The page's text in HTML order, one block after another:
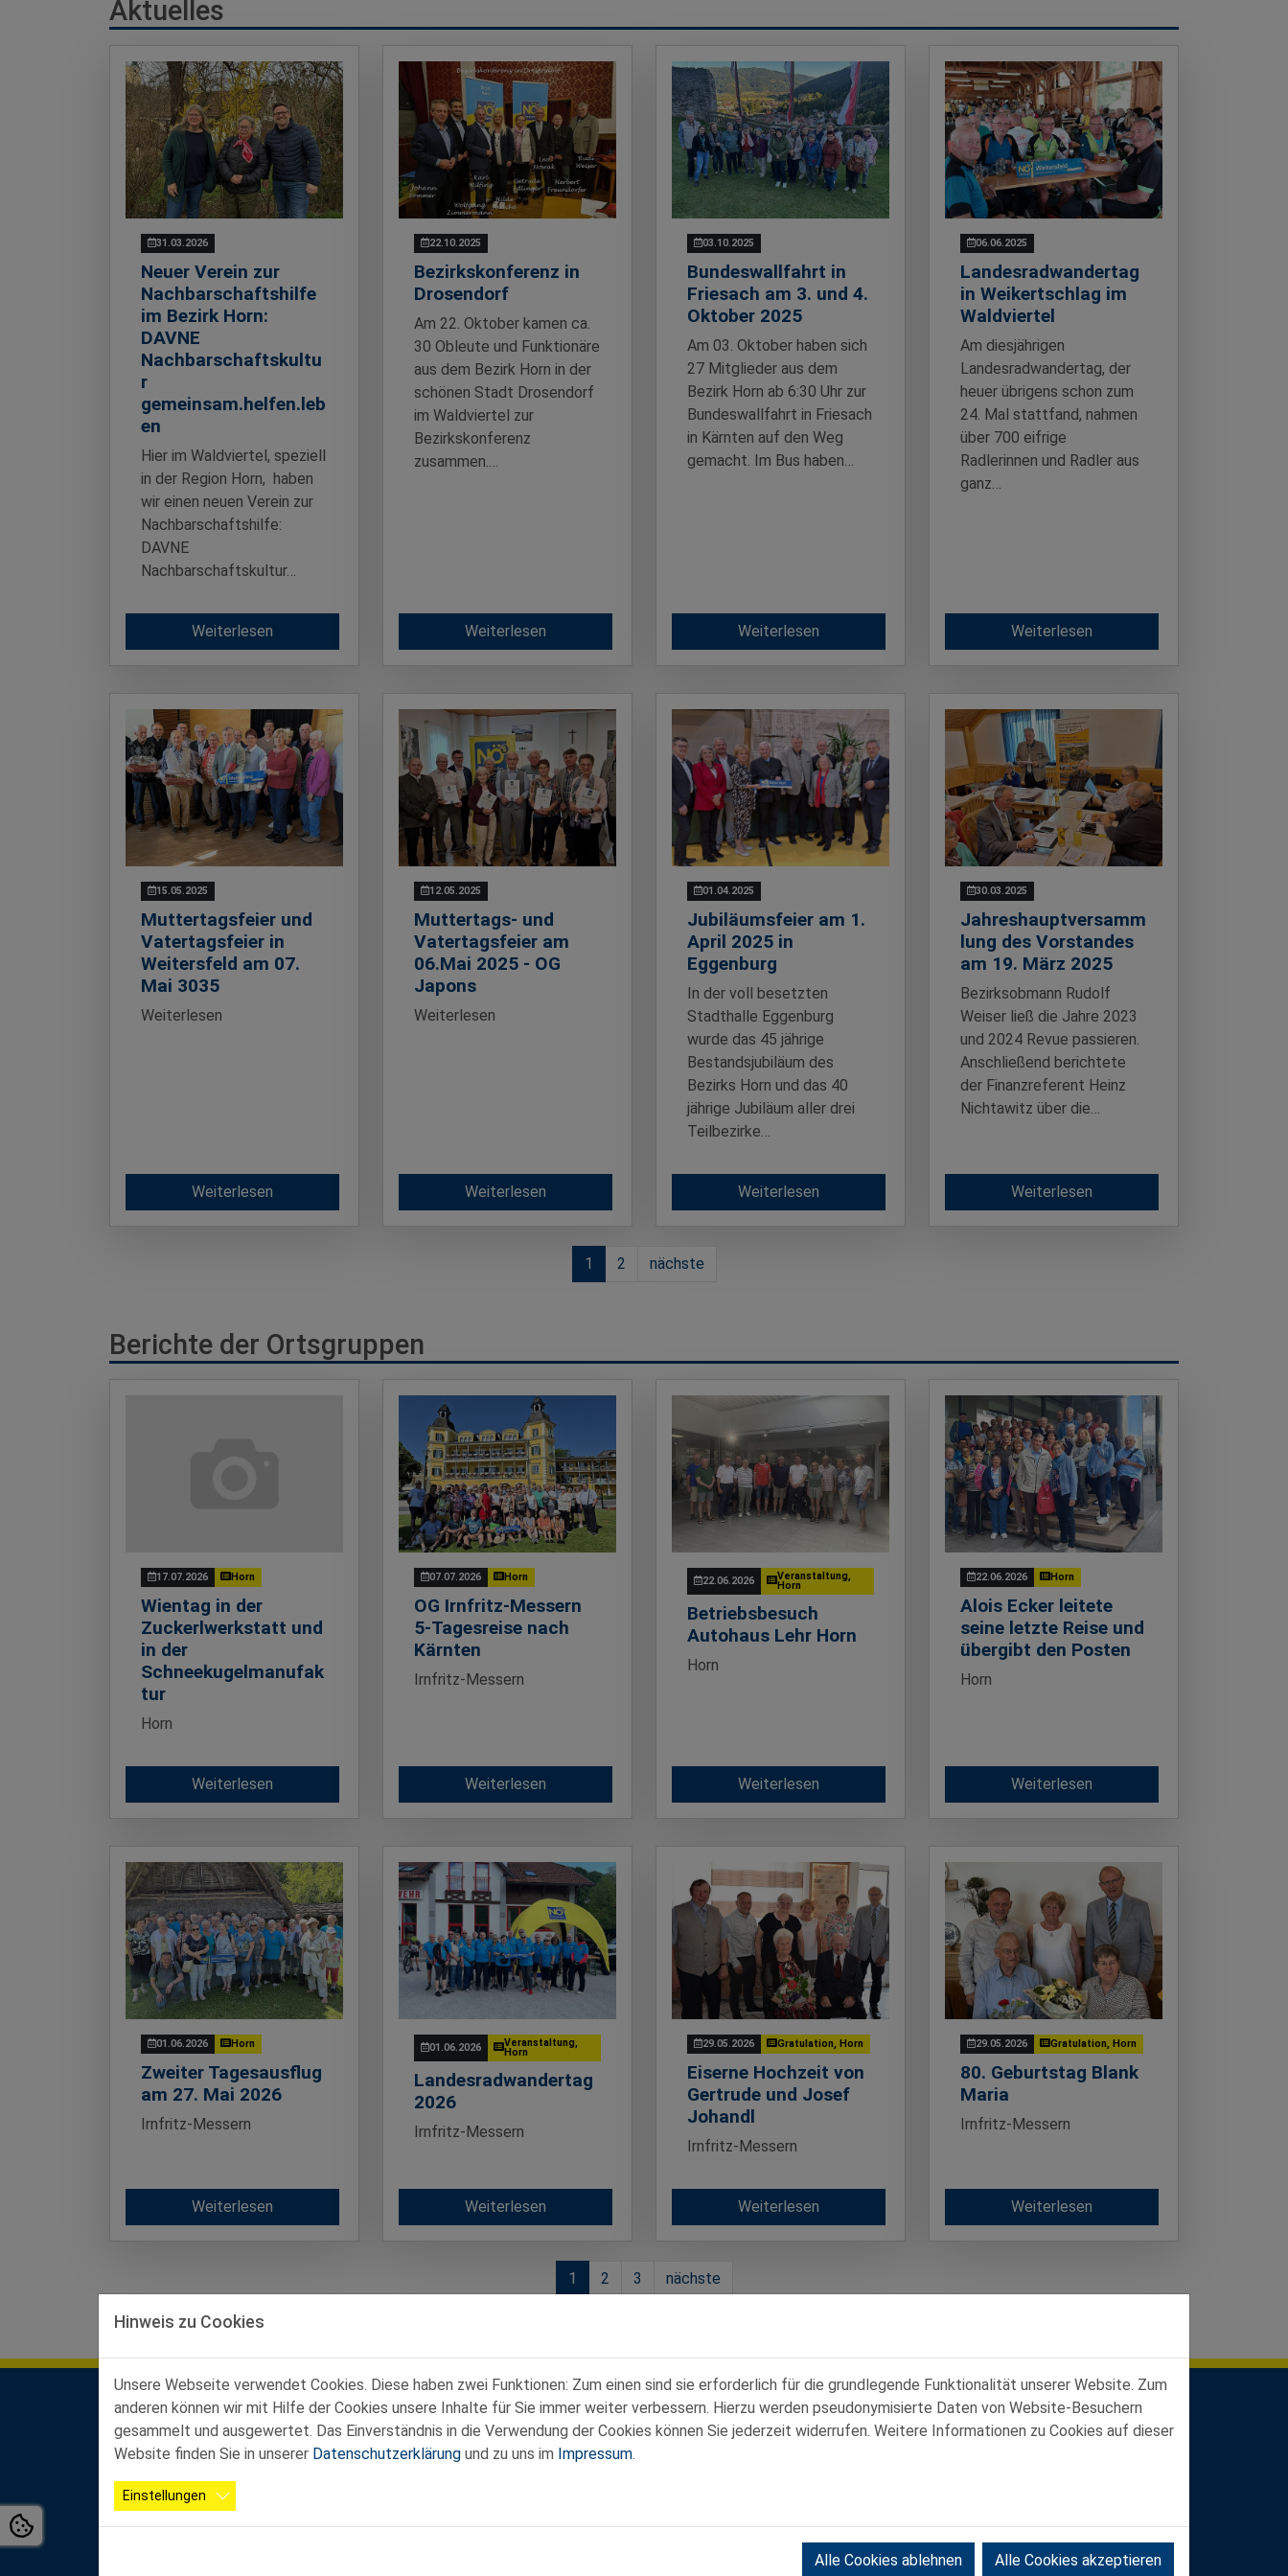
Aktuelles
31.03.2026
Neuer Verein zur
Nachbarschaftshilfe
im Bezirk Horn:
DAVNE
Nachbarschaftskultu
r
gemeinsam.helfen.leb
en
Hier im Waldviertel, speziell
in der Region Horn, haben
wir einen neuen Verein zur
Nachbarschaftshilfe:
DAVNE
Nachbarschaftskultur…
Weiterlesen
22.10.2025
Bezirkskonferenz in
Drosendorf
Am 22. Oktober kamen ca.
30 Obleute und Funktionäre
aus dem Bezirk Horn in der
schönen Stadt Drosendorf
im Waldviertel zur
Bezirkskonferenz
zusammen.…
Weiterlesen
03.10.2025
Bundeswallfahrt in
Friesach am 3. und 4.
Oktober 2025
Am 03. Oktober haben sich
27 Mitglieder aus dem
Bezirk Horn ab 6:30 Uhr zur
Bundeswallfahrt in Friesach
in Kärnten auf den Weg
gemacht. Im Bus haben…
Weiterlesen
06.06.2025
Landesradwandertag
in Weikertschlag im
Waldviertel
Am diesjährigen
Landesradwandertag, der
heuer übrigens schon zum
24. Mal stattfand, nahmen
über 700 eifrige
Radlerinnen und Radler aus
ganz…
Weiterlesen
15.05.2025
Muttertagsfeier und
Vatertagsfeier in
Weitersfeld am 07.
Mai 3035
Weiterlesen
Weiterlesen
12.05.2025
Muttertags- und
Vatertagsfeier am
06.Mai 2025 - OG
Japons
Weiterlesen
Weiterlesen
01.04.2025
Jubiläumsfeier am 1.
April 2025 in
Eggenburg
In der voll besetzten
Stadthalle Eggenburg
wurde das 45 jährige
Bestandsjubiläum des
Bezirks Horn und das 40
jährige Jubiläum aller drei
Teilbezirke…
Weiterlesen
30.03.2025
Jahreshauptversamm
lung des Vorstandes
am 19. März 2025
Bezirksobmann Rudolf
Weiser ließ die Jahre 2023
und 2024 Revue passieren.
Anschließend berichtete
der Finanzreferent Heinz
Nichtawitz über die…
Weiterlesen
1 2 nächste
Berichte der Ortsgruppen
17.07.2026 Horn
Wientag in der
Zuckerlwerkstatt und
in der
Schneekugelmanufak
tur
Horn
Weiterlesen
07.07.2026 Horn
OG Irnfritz-Messern
5-Tagesreise nach
Kärnten
Irnfritz-Messern
Weiterlesen
22.06.2026 Veranstaltung,
Horn
Betriebsbesuch
Autohaus Lehr Horn
Horn
Weiterlesen
22.06.2026 Horn
Alois Ecker leitete
seine letzte Reise und
übergibt den Posten
Horn
Weiterlesen
01.06.2026 Horn
Zweiter Tagesausflug
am 27. Mai 2026
Irnfritz-Messern
Weiterlesen
01.06.2026 Veranstaltung,
Horn
Landesradwandertag
2026
Irnfritz-Messern
Weiterlesen
29.05.2026 Gratulation, Horn
Eiserne Hochzeit von
Gertrude und Josef
Johandl
Irnfritz-Messern
Weiterlesen
29.05.2026 Gratulation, Horn
80. Geburtstag Blank
Maria
Irnfritz-Messern
Weiterlesen
1 2 3 nächste
Kontakt Landesgeschäftsstelle
Ferstlergasse 4/3, 3100 St. Pölten
Mo-Do von 8:00 - 12:00 Uhr und von 13:00 - 16:00 Uhr
Fr von 8:00 - 12:00 Uhr
Hinweis zu Cookies
Unsere Webseite verwendet Cookies. Diese haben zwei Funktionen: Zum einen sind sie erforderlich für die grundlegende Funktionalität unserer Website. Zum
anderen können wir mit Hilfe der Cookies unsere Inhalte für Sie immer weiter verbessern. Hierzu werden pseudonymisierte Daten von Website-Besuchern
gesammelt und ausgewertet. Das Einverständnis in die Verwendung der Cookies können Sie jederzeit widerrufen. Weitere Informationen zu Cookies auf dieser
Website finden Sie in unserer Datenschutzerklärung und zu uns im Impressum.
Einstellungen
Alle Cookies ablehnen Alle Cookies akzeptieren